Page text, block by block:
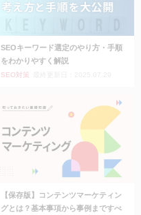
SEOキーワード選定のやり方・手順
をわかりやすく解説
SEO対策
【保存版】コンテンツマーケティン
グとは？基本事項から事例まですべ